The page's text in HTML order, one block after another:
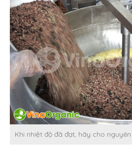
Khi nhiệt độ đã đạt, hãy cho